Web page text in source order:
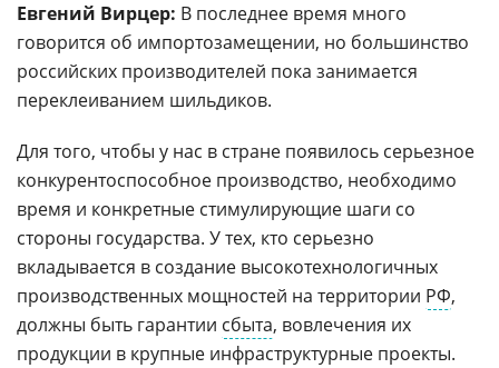
Евгений Вирцер: В последнее время много
говорится об импортозамещении, но большинство
российских производителей пока занимается
переклеиванием шильдиков.
Для того, чтобы у нас в стране появилось серьезное
конкурентоспособное производство, необходимо
время и конкретные стимулирующие шаги со
стороны государства. У тех, кто серьезно
вкладывается в создание высокотехнологичных
производственных мощностей на территории РФ,
должны быть гарантии сбыта, вовлечения их
продукции в крупные инфраструктурные проекты.